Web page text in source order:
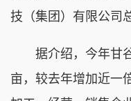
技（集团）有限公司
据介绍，今年甘谷
亩，较去年增加近一